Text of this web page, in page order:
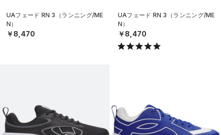
UAフェード RN 3（ランニング/ME
N）
￥8,470
UAフェード RN 3（ランニング/ME
N）
￥8,470